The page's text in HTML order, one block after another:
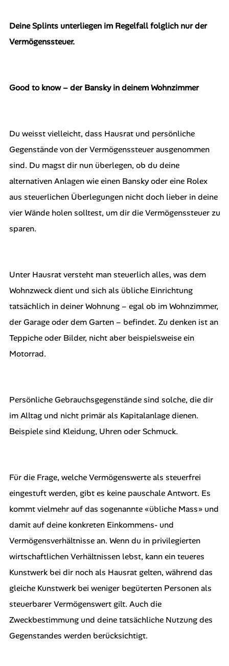
Deine Splints unterliegen im Regelfall folglich nur der
Vermögenssteuer.
Good to know – der Bansky in deinem Wohnzimmer
Du weisst vielleicht, dass Hausrat und persönliche
Gegenstände von der Vermögenssteuer ausgenommen
sind. Du magst dir nun überlegen, ob du deine
alternativen Anlagen wie einen Bansky oder eine Rolex
aus steuerlichen Überlegungen nicht doch lieber in deine
vier Wände holen solltest, um dir die Vermögenssteuer zu
sparen.
Unter Hausrat versteht man steuerlich alles, was dem
Wohnzweck dient und sich als übliche Einrichtung
tatsächlich in deiner Wohnung – egal ob im Wohnzimmer,
der Garage oder dem Garten – befindet. Zu denken ist an
Teppiche oder Bilder, nicht aber beispielsweise ein
Motorrad.
Persönliche Gebrauchsgegenstände sind solche, die dir
im Alltag und nicht primär als Kapitalanlage dienen.
Beispiele sind Kleidung, Uhren oder Schmuck.
Für die Frage, welche Vermögenswerte als steuerfrei
eingestuft werden, gibt es keine pauschale Antwort. Es
kommt vielmehr auf das sogenannte «übliche Mass» und
damit auf deine konkreten Einkommens- und
Vermögensverhältnisse an. Wenn du in privilegierten
wirtschaftlichen Verhältnissen lebst, kann ein teueres
Kunstwerk bei dir noch als Hausrat gelten, während das
gleiche Kunstwerk bei weniger begüterten Personen als
steuerbarer Vermögenswert gilt. Auch die
Zweckbestimmung und deine tatsächliche Nutzung des
Gegenstandes werden berücksichtigt.